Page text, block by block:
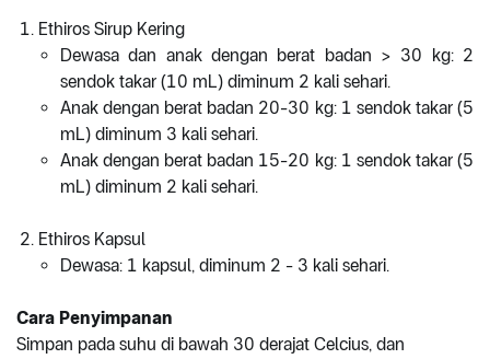
Ethiros Sirup Kering
Dewasa dan anak dengan berat badan > 30 kg: 2
sendok takar (10 mL) diminum 2 kali sehari.
Anak dengan berat badan 20-30 kg: 1 sendok takar (5
mL) diminum 3 kali sehari.
Anak dengan berat badan 15-20 kg: 1 sendok takar (5
mL) diminum 2 kali sehari.
Ethiros Kapsul
Dewasa: 1 kapsul, diminum 2 - 3 kali sehari.
Cara Penyimpanan
Simpan pada suhu di bawah 30 derajat Celcius, dan